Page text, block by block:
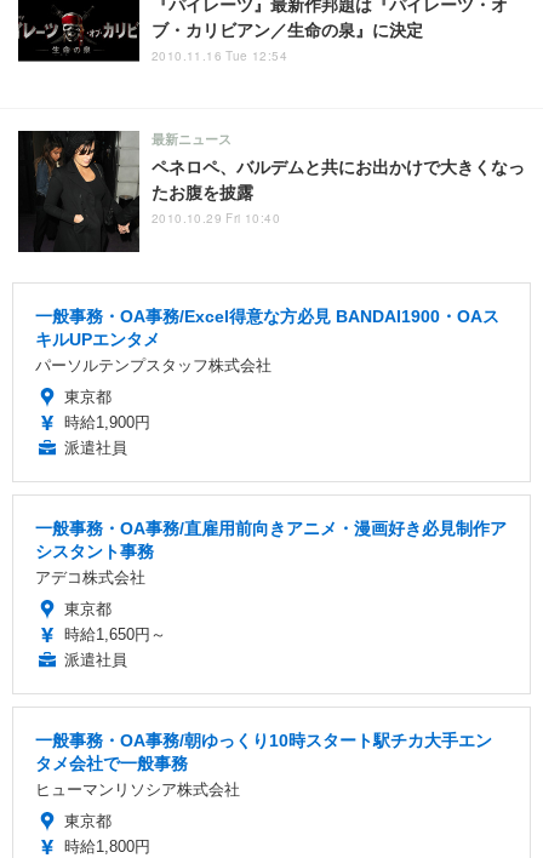
『パイレーツ』最新作邦題は『パイレーツ・オ
ブ・カリビアン／生命の泉』に決定
2010.11.16 Tue 12:54
ペネロペ、バルデムと共にお出かけで大きくなっ
たお腹を披露
最新ニュース
2010.10.29 Fri 10:40
一般事務・OA事務/Excel得意な方必見 BANDAI1900・OAス
キルUPエンタメ
パーソルテンプスタッフ株式会社
東京都
時給1,900円
派遣社員
一般事務・OA事務/直雇用前向きアニメ・漫画好き必見制作ア
シスタント事務
アデコ株式会社
東京都
時給1,650円～
派遣社員
一般事務・OA事務/朝ゆっくり10時スタート駅チカ大手エン
タメ会社で一般事務
ヒューマンリソシア株式会社
東京都
時給1,800円